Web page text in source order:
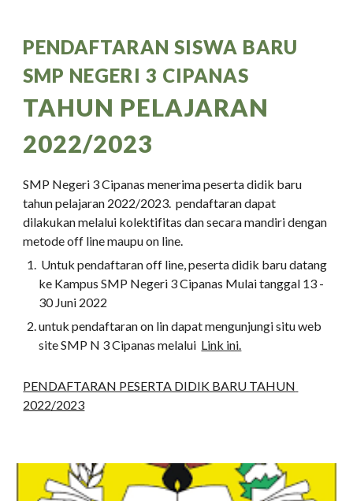
PENDAFTARAN SISWA BARU
TAHUN PELAJARAN
2022/2023
SMP Negeri 3 Cipanas menerima peserta didik baru
tahun pelajaran 2022/2023.  pendaftaran dapat
dilakukan melalui kolektifitas dan secara mandiri dengan
metode off line maupu on line.
ke Kampus SMP Negeri 3 Cipanas Mulai tanggal 13 -
30 Juni 2022
untuk pendaftaran on lin dapat mengunjungi situ web
site SMP N 3 Cipanas melalui Link ini.
PENDAFTARAN PESERTA DIDIK BARU TAHUN
2022/2023